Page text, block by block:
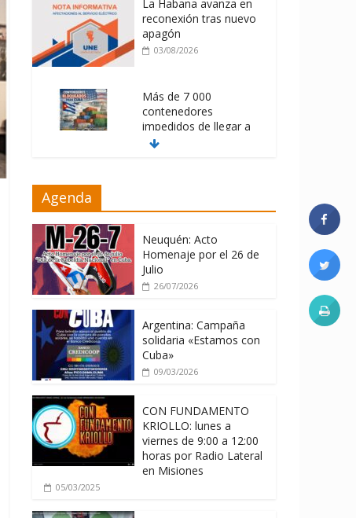
La Habana avanza en
reconexión tras nuevo
apagón
03/08/2026
Más de 7 000
contenedores
impedidos de llegar a
Cuba
memorándum con
04/08/2026
Agenda
Neuquén: Acto
Homenaje por el 26 de
Julio
26/07/2026
Argentina: Campaña
solidaria «Estamos con
Cuba»
09/03/2026
CON FUNDAMENTO
KRIOLLO: lunes a
viernes de 9:00 a 12:00
horas por Radio Lateral
en Misiones
05/03/2025